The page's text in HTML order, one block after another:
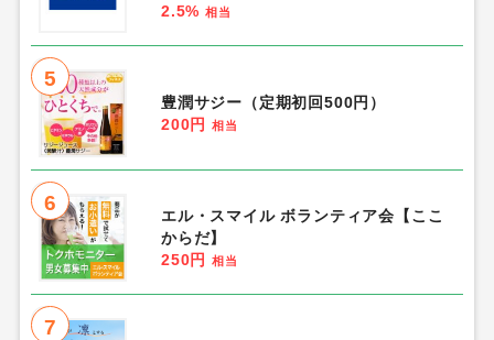
2.5% 相当
5
豊潤サジー（定期初回500円）
200円
相当
6
エル・スマイル ボランティア会【ここ
からだ】
250円
相当
7